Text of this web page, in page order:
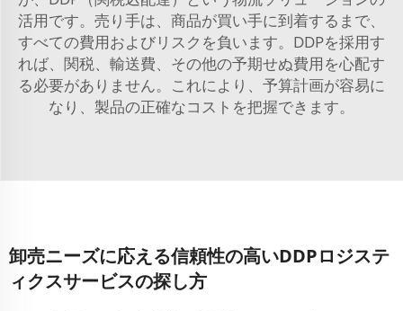
活用です。売り手は、商品が買い手に到着するまで、
すべての費用およびリスクを負います。DDPを採用す
れば、関税、輸送費、その他の予期せぬ費用を心配す
る必要がありません。これにより、予算計画が容易に
なり、製品の正確なコストを把握できます。
卸売ニーズに応える信頼性の高いDDPロジステ
ィクスサービスの探し方